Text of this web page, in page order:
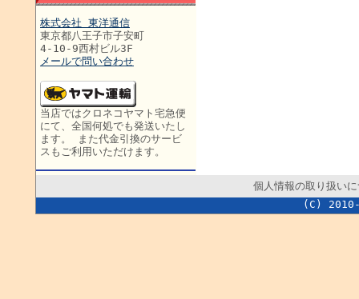
株式会社 東洋通信
東京都八王子市子安町
4-10-9西村ビル3F
メールで問い合わせ
当店ではクロネコヤマト宅急便
にて、全国何処でも発送いたし
ます。 また代金引換のサービ
スもご利用いただけます。
個人情報の取り扱い
(C)